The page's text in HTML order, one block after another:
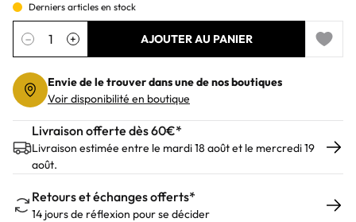
Derniers articles en stock
Quantité
− + AJOUTER AU PANIER
Add to
Envie de le trouver dans une de nos boutiques
Voir disponibilité en boutique
Livraison offerte dès 60€*
Livraison estimée entre le mardi 18 août et le mercredi 19
août.
Retours et échanges offerts*
14 jours de réflexion pour se décider